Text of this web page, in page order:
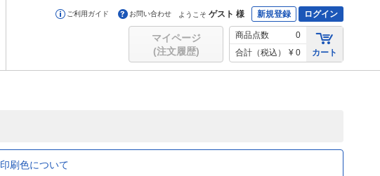
ご利用ガイド お問い合わせ ようこそ ゲスト 様 新規登録 ログイン
マイページ
(注文履歴)
商品点数
0
合計（税込）
¥ 0 カート
印刷色について